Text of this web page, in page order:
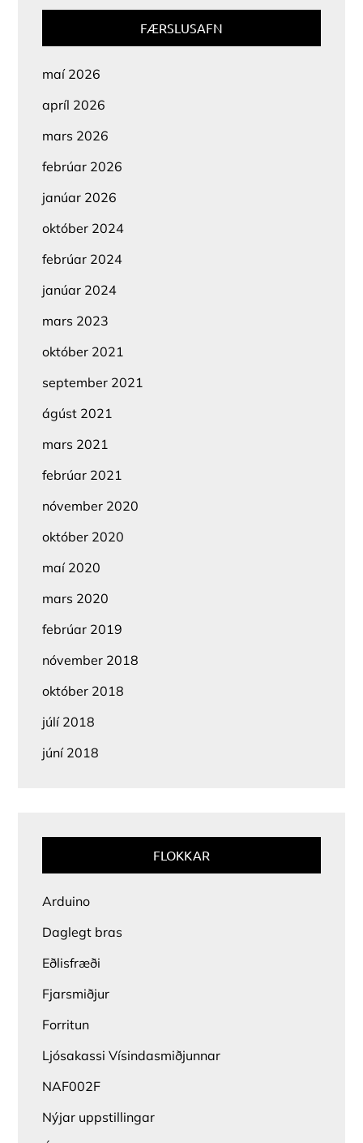
FÆRSLUSAFN
maí 2026
apríl 2026
mars 2026
febrúar 2026
janúar 2026
október 2024
febrúar 2024
janúar 2024
mars 2023
október 2021
september 2021
ágúst 2021
mars 2021
febrúar 2021
nóvember 2020
október 2020
maí 2020
mars 2020
febrúar 2019
nóvember 2018
október 2018
júlí 2018
júní 2018
FLOKKAR
Arduino
Daglegt bras
Eðlisfræði
Fjarsmiðjur
Forritun
Ljósakassi Vísindasmiðjunnar
NAF002F
Nýjar uppstillingar